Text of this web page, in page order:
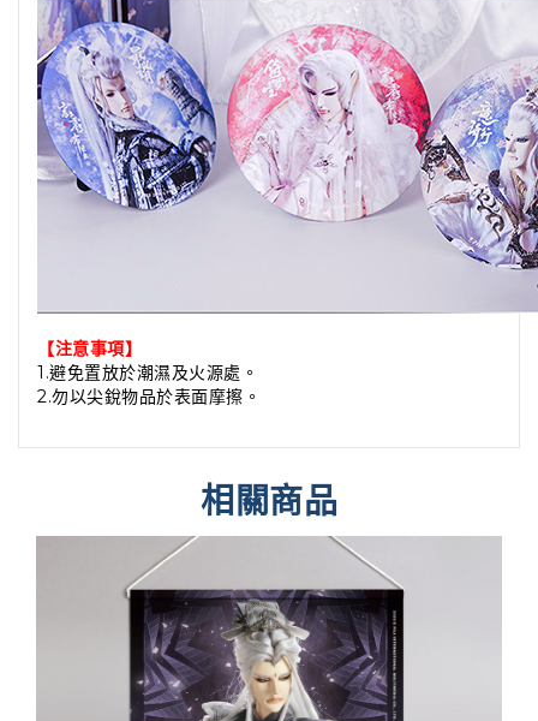
【注意事項】
1.避免置放於潮濕及火源處。
2.勿以尖銳物品於表面摩擦。
相關商品